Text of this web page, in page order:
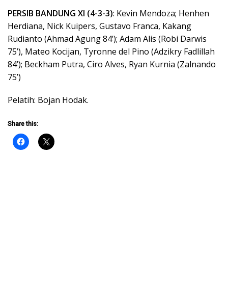
PERSIB BANDUNG XI (4-3-3): Kevin Mendoza; Henhen
Herdiana, Nick Kuipers, Gustavo Franca, Kakang
Rudianto (Ahmad Agung 84’); Adam Alis (Robi Darwis
75’), Mateo Kocijan, Tyronne del Pino (Adzikry Fadlillah
84’); Beckham Putra, Ciro Alves, Ryan Kurnia (Zalnando
75’)
Pelatih: Bojan Hodak.
Share this: